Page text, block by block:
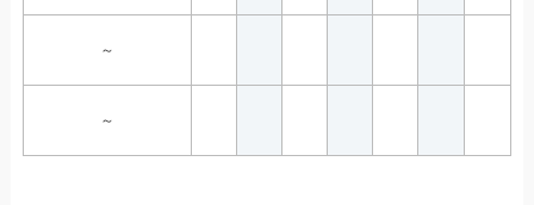
～
～